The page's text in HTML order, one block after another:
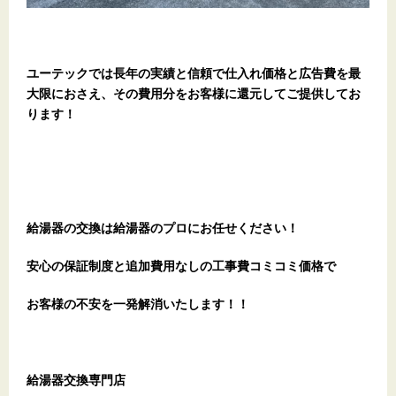
ユーテックでは長年の実績と信頼で仕入れ価格と広告費を最
大限におさえ、その費用分をお客様に還元してご提供してお
ります！
給湯器の交換は給湯器のプロにお任せください！
安心の保証制度と追加費用なしの工事費コミコミ価格で
お客様の不安を一発解消いたします ！！
給湯器交換専門店